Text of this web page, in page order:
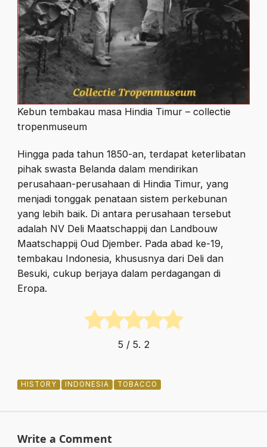
Kebun tembakau masa Hindia Timur – collectie
tropenmuseum
Hingga pada tahun 1850-an, terdapat keterlibatan
pihak swasta Belanda dalam mendirikan
perusahaan-perusahaan di Hindia Timur, yang
menjadi tonggak penataan sistem perkebunan
yang lebih baik. Di antara perusahaan tersebut
adalah NV Deli Maatschappij dan Landbouw
Maatschappij Oud Djember. Pada abad ke-19,
tembakau Indonesia, khususnya dari Deli dan
Besuki, cukup berjaya dalam perdagangan di
Eropa.
5 / 5. 2
HISTORY INDONESIA TOBACCO
Write a Comment